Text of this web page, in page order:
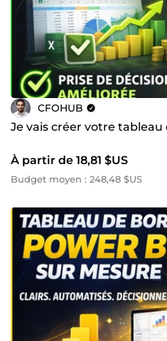
CFOHUB
Je vais créer votre tableau
À partir de 18,81 $US
Budget moyen : 248,48 $US